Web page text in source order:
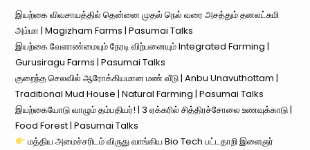
இயற்கை விவசாயத்தில் தென்னை முதல் நெல் வரை அசத்தும் தனலட்சுமி
அம்மா | Magizham Farms | Pasumai Talks
இயற்கை வேளாண்மையும் நேரடி விற்பனையும் Integrated Farming |
Gurusiragu Farms | Pasumai Talks
குறைந்த செலவில் ஆரோக்கியமான மண் வீடு | Anbu Unavuthottam |
Traditional Mud House | Natural Farming | Pasumai Talks
இயற்கையோடு வாழும் தம்பதியர்! | 3 ஏக்கரில் சித்திரச்சோலை உணவுக்காடு |
Food Forest | Pasumai Talks
மத்திய அமைச்சரிடம் விருது வாங்கிய Bio Tech பட்டதாறி இளைஞர்